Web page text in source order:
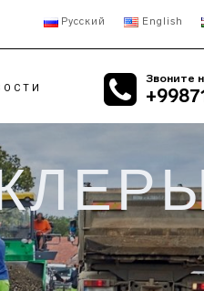
Русский English
ДРОБИЛКИ
ДРОБИЛКИ
Звоните